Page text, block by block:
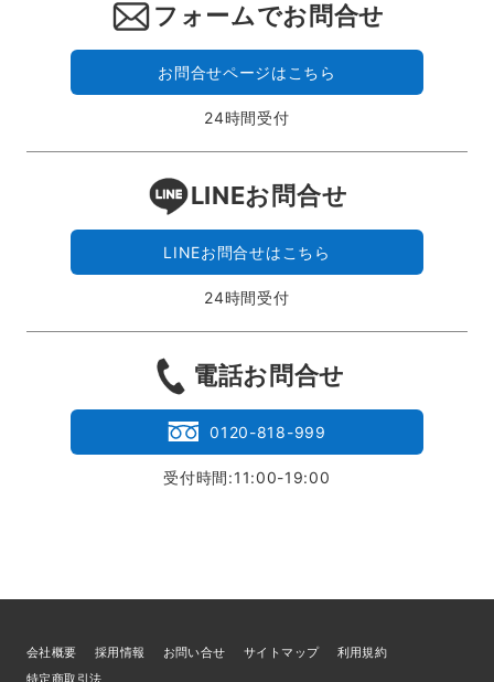
フォームでお問合せ
お問合せページはこちら
24時間受付
LINEお問合せ
LINEお問合せはこちら
24時間受付
電話お問合せ
0120-818-999
受付時間:11:00-19:00
会社概要 採用情報 お問い合せ サイトマップ
利用規約
特定商取引法